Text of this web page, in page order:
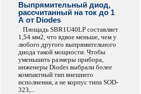
Выпрямительный диод,
рассчитанный на ток до 1
А от Diodes
Площадь SBR1U40LP составляет
1,54 мм2, что вдвое меньше, чем у
любого другого выпрямительного
диода такой мощности. Чтобы
уменьшить размеры прибора,
инженеры Diodes выбрали более
компактный тип внешнего
исполнения, а не корпус типа SOD-
323,...